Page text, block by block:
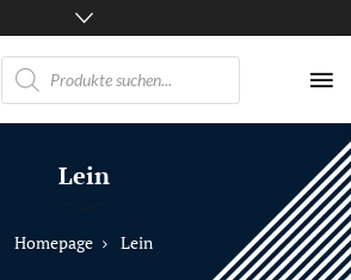
Products
search
Lein
Homepage Lein